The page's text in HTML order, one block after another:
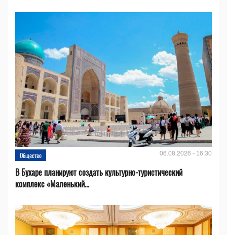
Общество 06.08.2026 - 16:30
В Бухаре планируют создать культурно-туристический
комплекс «Маленький...